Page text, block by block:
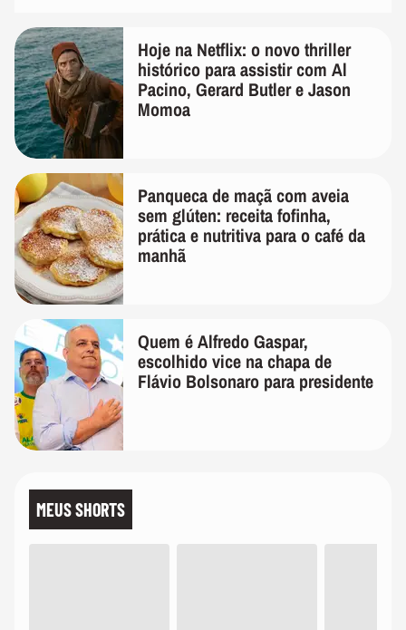
Hoje na Netflix: o novo thriller
histórico para assistir com Al
Pacino, Gerard Butler e Jason
Momoa
Panqueca de maçã com aveia
sem glúten: receita fofinha,
prática e nutritiva para o café da
manhã
Quem é Alfredo Gaspar,
escolhido vice na chapa de
Flávio Bolsonaro para presidente
MEUS SHORTS